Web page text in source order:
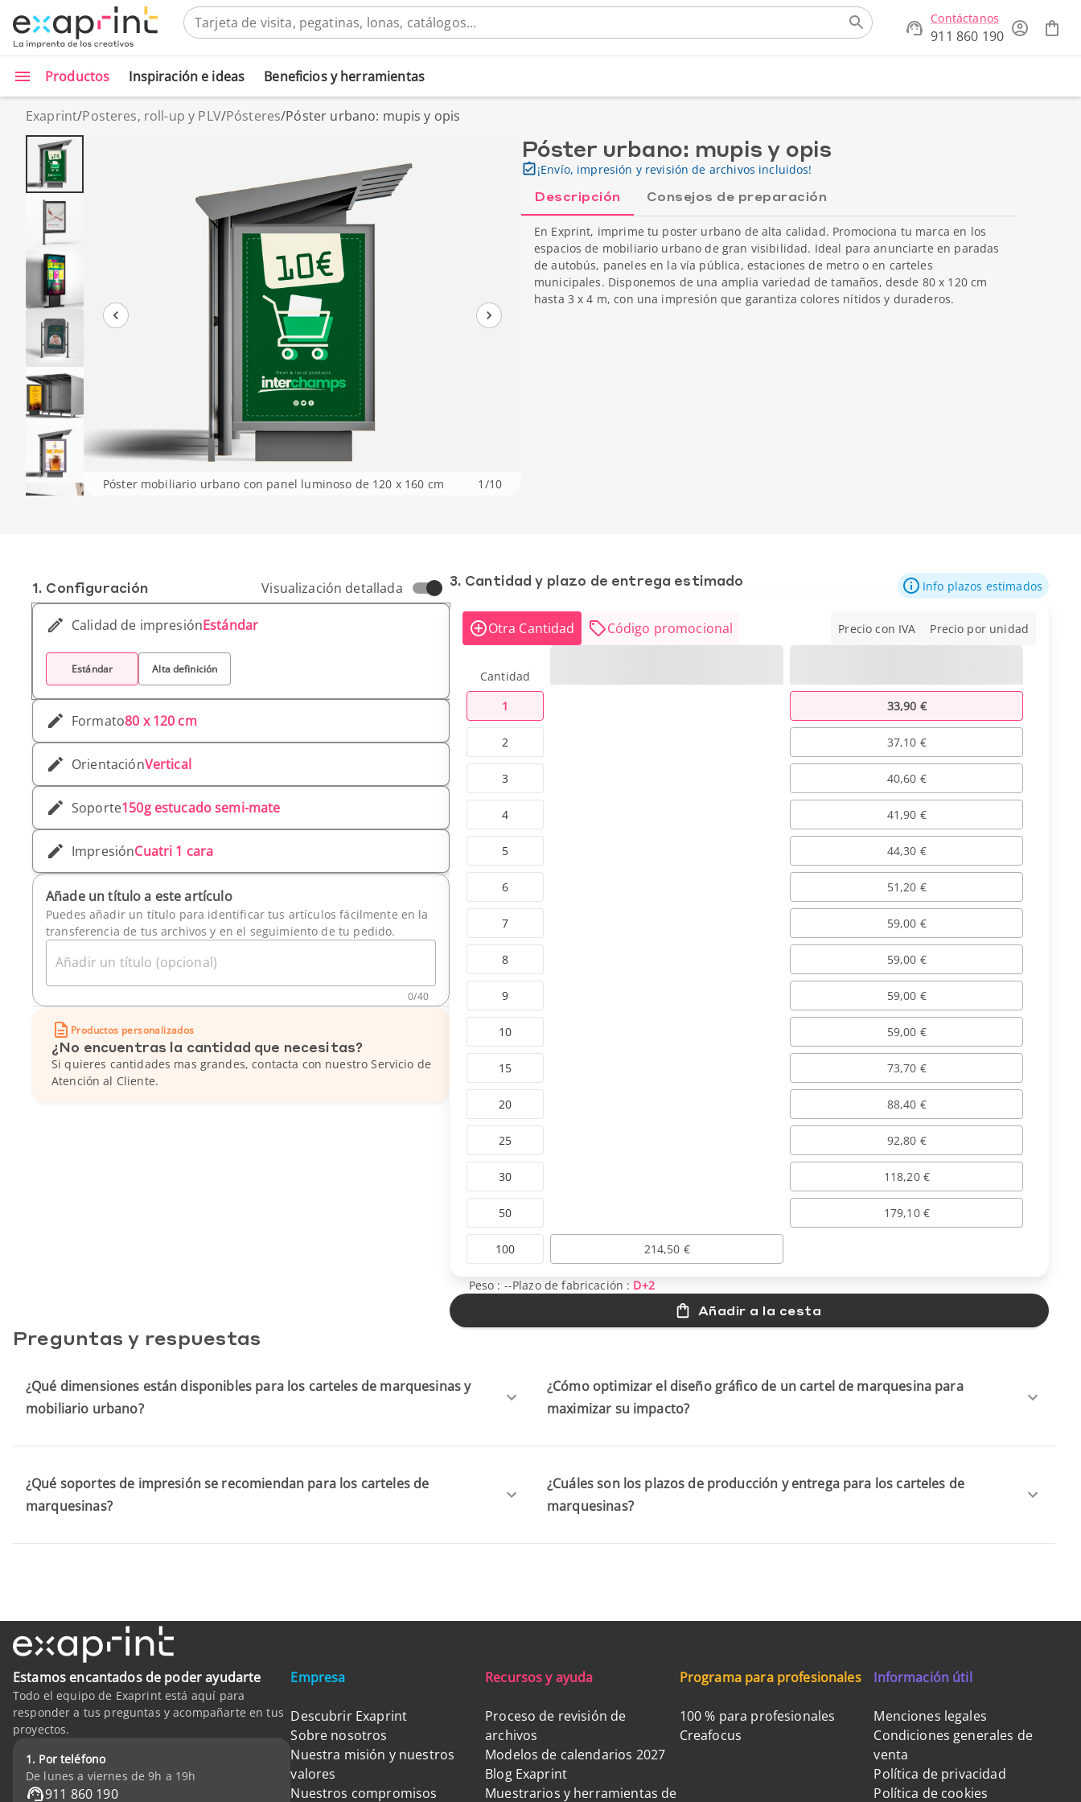
Contáctanos
911 860 190
Productos Inspiración e ideas Beneficios y herramientas
Exaprint/Posteres, roll-up y PLV/Pósteres/Póster urbano: mupis y opis
Póster mobiliario urbano con panel luminoso de 120 x 160 cm 1 /10
Póster urbano: mupis y opis
¡Envío, impresión y revisión de archivos incluidos!
Descripción Consejos de preparación
En Exprint, imprime tu poster urbano de alta calidad. Promociona tu marca en los
espacios de mobiliario urbano de gran visibilidad. Ideal para anunciarte en paradas
de autobús, paneles en la vía pública, estaciones de metro o en carteles
municipales. Disponemos de una amplia variedad de tamaños, desde 80 x 120 cm
hasta 3 x 4 m, con una impresión que garantiza colores nítidos y duraderos.
1. Conf­iguración Visualización detallada
Calidad de impresiónEstándar
Estándar Alta definición
Formato80 x 120 cm
OrientaciónVertical
Soporte150g estucado semi-mate
ImpresiónCuatri 1 cara
Añade un título a este artículo
Puedes añadir un título para identificar tus artículos fácilmente en la
transferencia de tus archivos y en el seguimiento de tu pedido.
Añadir un título (opcional)
0/40
Productos personalizados
¿No encuentras la cantidad que necesitas?
Si quieres cantidades mas grandes, contacta con nuestro Servicio de
Atención al Cliente.
3. Cantidad y plazo de entrega estimado Info plazos estimados
Otra Cantidad Código promocional Precio con IVA Precio por unidad
Cantidad
1
2
3
4
5
6
7
8
9
10
15
20
25
30
50
100
33,90 €
37,10 €
40,60 €
41,90 €
44,30 €
51,20 €
59,00 €
59,00 €
59,00 €
59,00 €
73,70 €
88,40 €
92,80 €
118,20 €
179,10 €
214,50 €
Peso : --Plazo de fabricación : D+2
Añadir a la cesta
Preguntas y respuestas
¿Qué dimensiones están disponibles para los carteles de marquesinas y
mobiliario urbano?
¿Qué soportes de impresión se recomiendan para los carteles de
marquesinas?
¿Cómo optimizar el diseño gráfico de un cartel de marquesina para
maximizar su impacto?
¿Cuáles son los plazos de producción y entrega para los carteles de
marquesinas?
Estamos encantados de poder ayudarte
Todo el equipo de Exaprint está aquí para
responder a tus preguntas y acompañarte en tus
proyectos.
1. Por teléfono
De lunes a viernes de 9h a 19h
911 860 190
Empresa
Descubrir Exaprint
Sobre nosotros
Nuestra misión y nuestros
valores
Nuestros compromisos
Recursos y ayuda
Proceso de revisión de
archivos
Modelos de calendarios 2027
Blog Exaprint
Muestrarios y herramientas de
Programa para profesionales
100 % para profesionales
Creafocus
Información útil
Menciones legales
Condiciones generales de
venta
Política de privacidad
Política de cookies